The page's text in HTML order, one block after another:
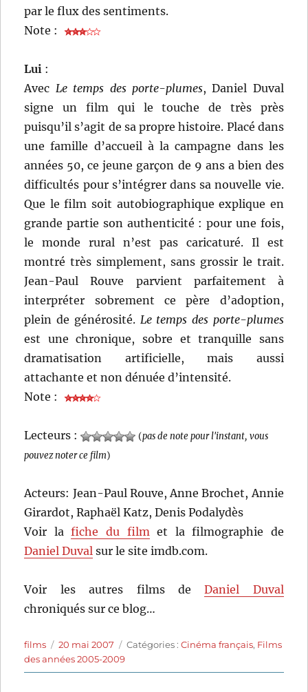
par le flux des sentiments.
Note :
Lui :
Avec Le temps des porte-plumes, Daniel Duval
signe un film qui le touche de très près
puisqu’il s’agit de sa propre histoire. Placé dans
une famille d’accueil à la campagne dans les
années 50, ce jeune garçon de 9 ans a bien des
difficultés pour s’intégrer dans sa nouvelle vie.
Que le film soit autobiographique explique en
grande partie son authenticité : pour une fois,
le monde rural n’est pas caricaturé. Il est
montré très simplement, sans grossir le trait.
Jean-Paul Rouve parvient parfaitement à
interpréter sobrement ce père d’adoption,
plein de générosité. Le temps des porte-plumes
est une chronique, sobre et tranquille sans
dramatisation artificielle, mais aussi
attachante et non dénuée d’intensité.
Note :
Lecteurs : (pas de note pour l'instant, vous
pouvez noter ce film)
Acteurs: Jean-Paul Rouve, Anne Brochet, Annie
Girardot, Raphaël Katz, Denis Podalydès
Voir lafiche du filmet la filmographie de
Daniel Duval sur le site imdb.com.
Voir les autres films deDaniel Duval
chroniqués sur ce blog…
Auteur
films
Publié
le
20 mai 2007 Catégories
Catégories :Cinéma français, Films
des années 2005-2009